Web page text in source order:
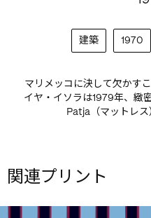
建築 1970
マリメッコに決して欠かす
イヤ・イソラは1979年、緻
Patja（マットレス
関連プリント